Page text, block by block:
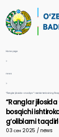
Home page
>
news
>
“Ranglar jilosida – ona diyor” rasmlar tanlovining
“Ranglar
bosqichi
g‘oliblarni
03 сен 2025 / news